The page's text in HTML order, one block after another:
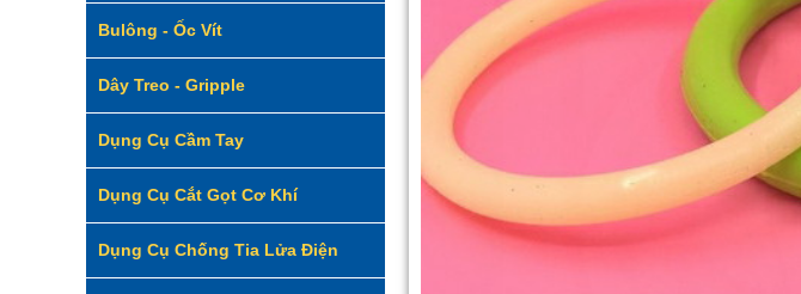
Bulông - Ốc Vít
Dây Treo - Gripple
Dụng Cụ Cầm Tay
Dụng Cụ Cắt Gọt Cơ Khí
Dụng Cụ Chống Tia Lửa Điện